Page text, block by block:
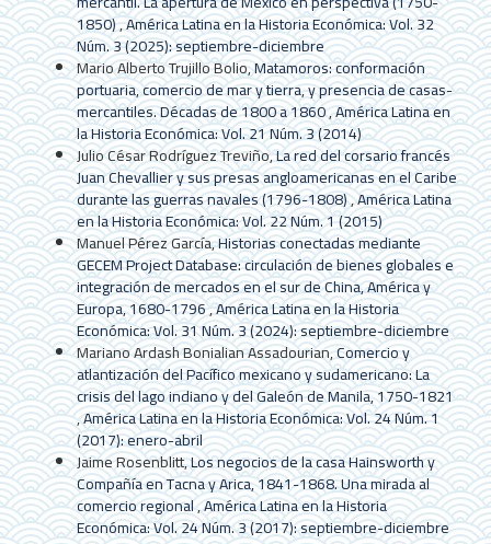
1850),América Latina en la Historia Económica: Vol. 32
Núm. 3 (2025): septiembre-diciembre
Mario Alberto Trujillo Bolio,Matamoros: conformación
portuaria, comercio de mar y tierra, y presencia de casas-
mercantiles. Décadas de 1800 a 1860,América Latina en
la Historia Económica: Vol. 21 Núm. 3 (2014)
Julio César Rodríguez Treviño,La red del corsario francés
Juan Chevallier y sus presas angloamericanas en el Caribe
durante las guerras navales (1796-1808),América Latina
en la Historia Económica: Vol. 22 Núm. 1 (2015)
Manuel Pérez García,Historias conectadas mediante
GECEM Project Database: circulación de bienes globales e
integración de mercados en el sur de China, América y
Europa, 1680-1796,América Latina en la Historia
Económica: Vol. 31 Núm. 3 (2024): septiembre-diciembre
Mariano Ardash Bonialian Assadourian,Comercio y
atlantización del Pacífico mexicano y sudamericano: La
crisis del lago indiano y del Galeón de Manila, 1750-1821
,América Latina en la Historia Económica: Vol. 24 Núm. 1
(2017): enero-abril
Jaime Rosenblitt,Los negocios de la casa Hainsworth y
Compañía en Tacna y Arica, 1841-1868. Una mirada al
comercio regional,América Latina en la Historia
Económica: Vol. 24 Núm. 3 (2017): septiembre-diciembre